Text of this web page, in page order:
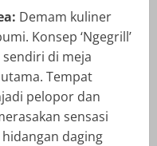
Demam kuliner
Konsep ‘Ngegrill’
di meja
Tempat
pelopor dan
sensasi
daging